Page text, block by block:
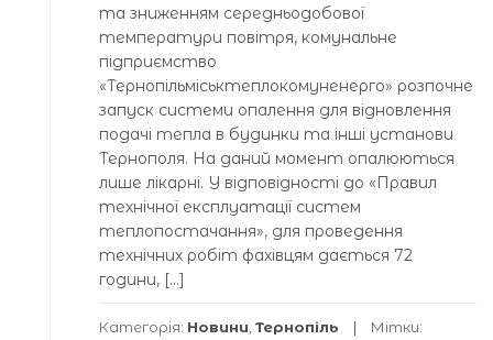
та зниженням середньодобової
температури повітря, комунальне
підприємство
«Тернопільміськтеплокомуненерго» розпочне
запуск системи опалення для відновлення
подачі тепла в будинки та інші установи
Тернополя. На даний момент опалюються
лише лікарні. У відповідності до «Правил
технічної експлуатації систем
теплопостачання», для проведення
технічних робіт фахівцям дається 72
години, […]
Категорія: Новини Тернопіль Мітки: